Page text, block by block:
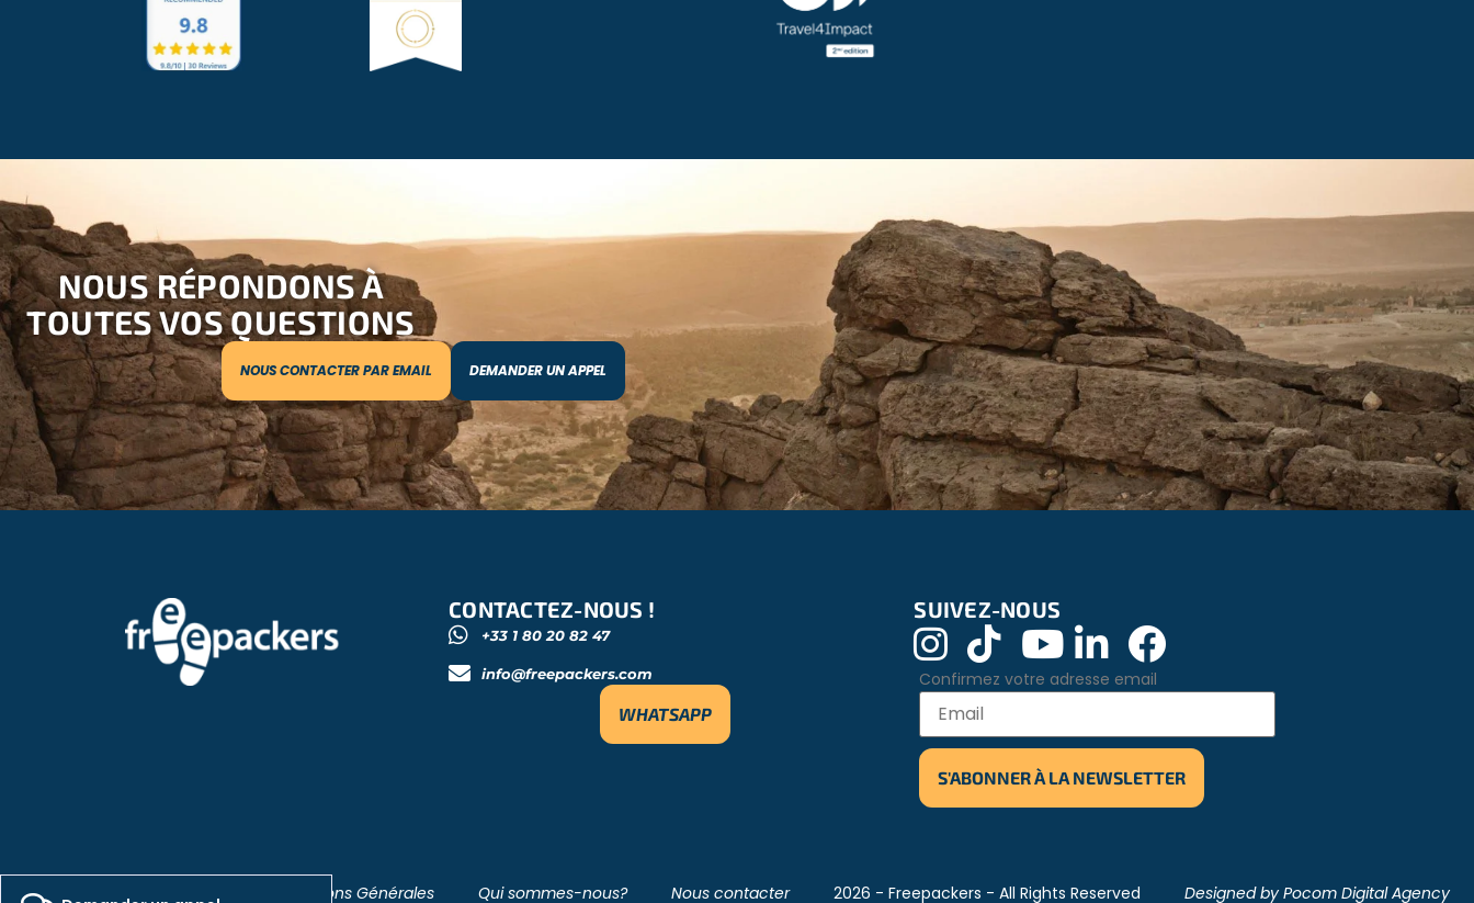
NOUS RÉPONDONS À
TOUTES VOS QUESTIONS
NOUS CONTACTER PAR EMAIL DEMANDER UN APPEL
CONTACTEZ-NOUS !
+33 1 80 20 82 47
info@freepackers.com
WHATSAPP
SUIVEZ-NOUS
Confirmez votre adresse email
Politique de Confidentialité Conditions Générales Qui sommes-nous? Nous contacter 2026 - Freepackers - All Rights Reserved​ Designed by Pocom Digital Agency